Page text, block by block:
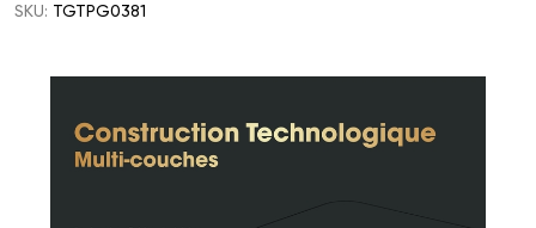
SKU: TGTPG0381